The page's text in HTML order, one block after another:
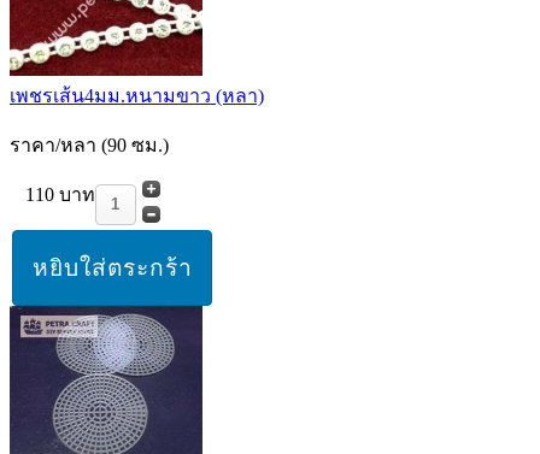
เพชรเส้น4มม.หนามขาว (หลา)
ราคา/หลา (90 ซม.)
110 บาท